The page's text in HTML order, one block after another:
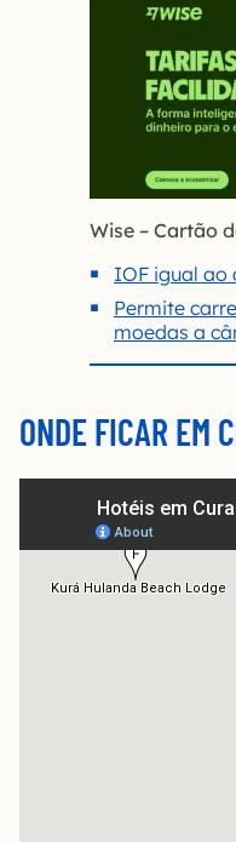
Wise – Cartão
IOF igual ao
Permite
moedas a
ONDE FICAR EM